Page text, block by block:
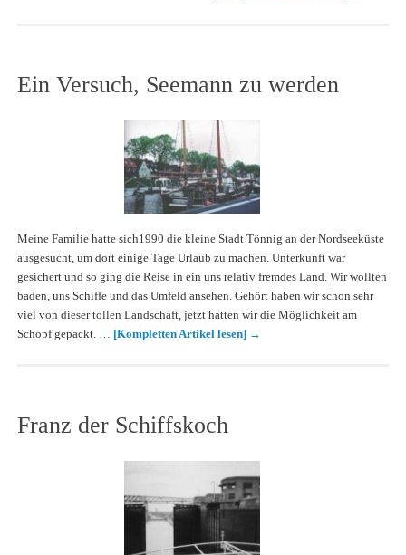
Ein Versuch, Seemann zu werden
Meine Familie hatte sich1990 die kleine Stadt Tönnig an der Nordseeküste
ausgesucht, um dort einige Tage Urlaub zu machen. Unterkunft war
gesichert und so ging die Reise in ein uns relativ fremdes Land. Wir wollten
baden, uns Schiffe und das Umfeld ansehen. Gehört haben wir schon sehr
viel von dieser tollen Landschaft, jetzt hatten wir die Möglichkeit am
Schopf gepackt. … [Kompletten Artikel lesen] →
Franz der Schiffskoch